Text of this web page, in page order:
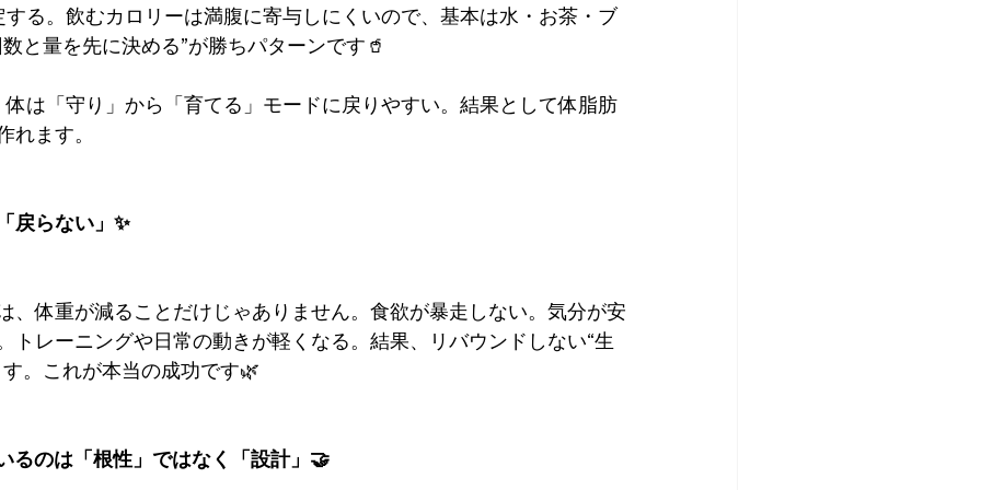
る。飲むカロリーは満腹に寄与しにくいので、基本は水・お茶・ブ
と量を先に決める”が勝ちパターンです🥤
は「守り」から「育てる」モードに戻りやすい。結果として体脂肪
れます。
戻らない」✨
、体重が減ることだけじゃありません。食欲が暴走しない。気分が安
トレーニングや日常の動きが軽くなる。結果、リバウンドしない“生
。これが本当の成功です🌿
るのは「根性」ではなく「設計」🤝